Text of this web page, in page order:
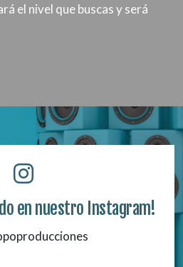
el nivel que buscas y será
en nuestro Instagram!